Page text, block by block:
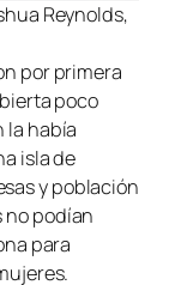
Reynolds,
por primera
poco
la había
isla de
y población
no podían
para